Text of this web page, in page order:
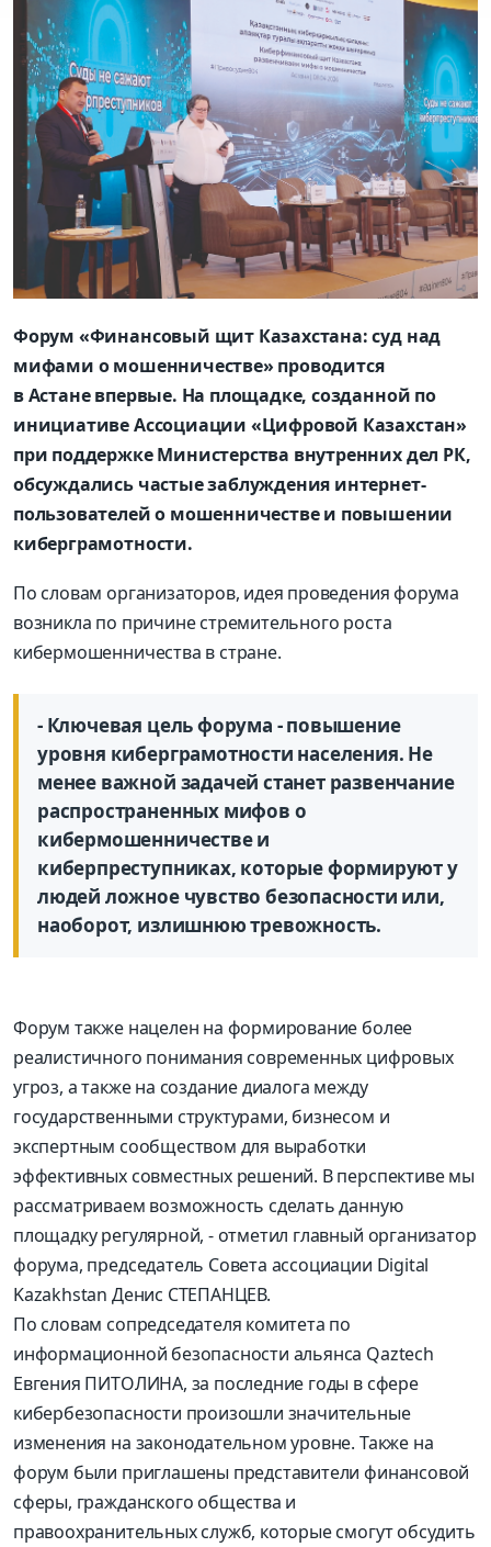
Форум «Финансовый щит Казахстана: суд над
мифами о мошенничестве» проводится
в Астане впервые. На площадке, созданной по
инициативе Ассоциации «Цифровой Казахстан»
при поддержке Министерства внутренних дел РК,
обсуждались частые заблуждения интернет-
пользователей о мошенничестве и повышении
киберграмотности.
По словам организаторов, идея проведения форума
возникла по причине стремительного роста
кибермошенничества в стране.
- Ключевая цель форума - повышение
уровня киберграмотности населения. Не
менее важной задачей станет развенчание
распространенных мифов о
кибермошенничестве и
киберпреступниках, которые формируют у
людей ложное чувство безопасности или,
наоборот, излишнюю тревожность.
Форум также нацелен на формирование более
реалистичного понимания современных цифровых
угроз, а также на создание диалога между
государственными структурами, бизнесом и
экспертным сообществом для выработки
эффективных совместных решений. В перспективе мы
рассматриваем возможность сделать данную
площадку регулярной, - отметил главный организатор
форума, председатель Совета ассоциации Digital
Kazakhstan Денис СТЕПАНЦЕВ.
По словам сопредседателя комитета по
информационной безопасности альянса Qaztech
Евгения ПИТОЛИНА, за последние годы в сфере
кибербезопасности произошли значительные
изменения на законодательном уровне. Также на
форум были приглашены представители финансовой
сферы, гражданского общества и
правоохранительных служб, которые смогут обсудить